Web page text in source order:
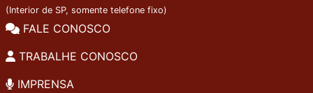
(Interior de SP, somente telefone fixo)
FALE CONOSCO
TRABALHE CONOSCO
IMPRENSA